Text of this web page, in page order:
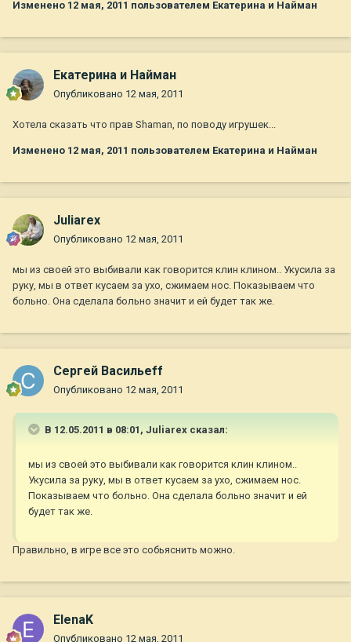
Изменено 12 мая, 2011 пользователем Екатерина и Найман
Екатерина и Найман
Опубликовано 12 мая, 2011
Хотела сказать что прав Shaman, по поводу игрушек...
Изменено 12 мая, 2011 пользователем Екатерина и Найман
Juliarex
Опубликовано 12 мая, 2011
мы из своей это выбивали как говорится клин клином.. Укусила за
руку, мы в ответ кусаем за ухо, сжимаем нос. Показываем что
больно. Она сделала больно значит и ей будет так же.
Сергей Васильеff
Опубликовано 12 мая, 2011
В 12.05.2011 в 08:01, Juliarex сказал:
мы из своей это выбивали как говорится клин клином..
Укусила за руку, мы в ответ кусаем за ухо, сжимаем нос.
Показываем что больно. Она сделала больно значит и ей
будет так же.
Правильно, в игре все это собьяснить можно.
ElenaK
Опубликовано 12 мая, 2011